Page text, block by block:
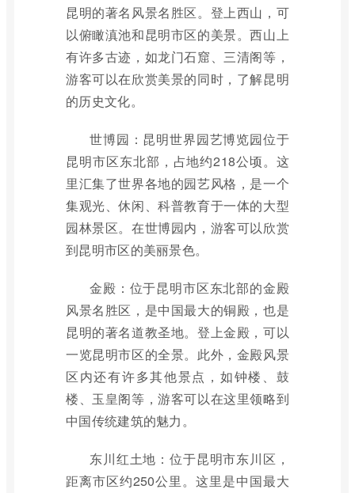
昆明的著名风景名胜区。登上西山，可
以俯瞰滇池和昆明市区的美景。西山上
有许多古迹，如龙门石窟、三清阁等，
游客可以在欣赏美景的同时，了解昆明
的历史文化。
世博园：昆明世界园艺博览园位于
昆明市区东北部，占地约218公顷。这
里汇集了世界各地的园艺风格，是一个
集观光、休闲、科普教育于一体的大型
园林景区。在世博园内，游客可以欣赏
到昆明市区的美丽景色。
金殿：位于昆明市区东北部的金殿
风景名胜区，是中国最大的铜殿，也是
昆明的著名道教圣地。登上金殿，可以
一览昆明市区的全景。此外，金殿风景
区内还有许多其他景点，如钟楼、鼓
楼、玉皇阁等，游客可以在这里领略到
中国传统建筑的魅力。
东川红土地：位于昆明市东川区，
距离市区约250公里。这里是中国最大